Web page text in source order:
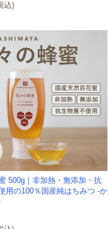
込)
500g｜非加熱・無添加・抗
用の100％国産純はちみつ -か